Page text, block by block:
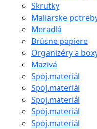
Skrutky
Maliarske
Meradlá
Brúsne papiere
Organizéry a
Mazivá
Spoj.materiál
Spoj.materiál
Spoj.materiál
Spoj.materiál
Spoj.materiál